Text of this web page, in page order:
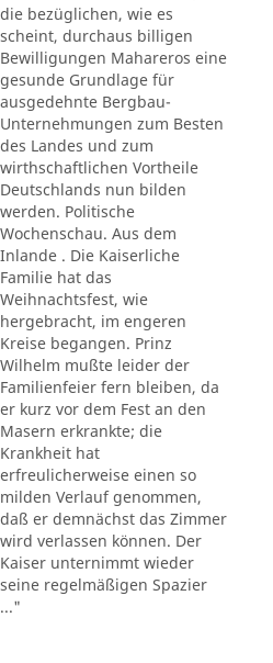
die bezüglichen, wie es
scheint, durchaus billigen
Bewilligungen Mahareros eine
gesunde Grundlage für
ausgedehnte Bergbau-
Unternehmungen zum Besten
des Landes und zum
wirthschaftlichen Vortheile
Deutschlands nun bilden
werden. Politische
Wochenschau. Aus dem
Inlande . Die Kaiserliche
Familie hat das
Weihnachtsfest, wie
hergebracht, im engeren
Kreise begangen. Prinz
Wilhelm mußte leider der
Familienfeier fern bleiben, da
er kurz vor dem Fest an den
Masern erkrankte; die
Krankheit hat
erfreulicherweise einen so
milden Verlauf genommen,
daß er demnächst das Zimmer
wird verlassen können. Der
Kaiser unternimmt wieder
seine regelmäßigen Spazier
..."